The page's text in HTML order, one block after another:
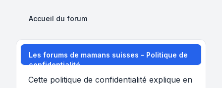
Accueil du forum
Les forums de mamans suisses - Politique de
confidentialité
Cette politique de confidentialité explique en